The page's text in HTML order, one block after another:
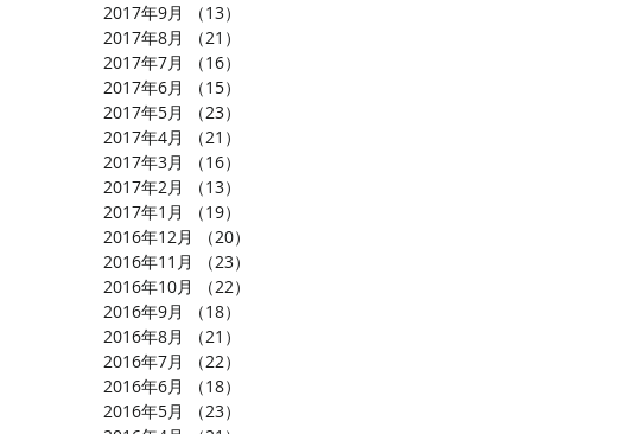
2017年9月
（13）
2017年8月
（21）
2017年7月
（16）
2017年6月
（15）
2017年5月
（23）
2017年4月
（21）
2017年3月
（16）
2017年2月
（13）
2017年1月
（19）
2016年12月
（20）
2016年11月
（23）
2016年10月
（22）
2016年9月
（18）
2016年8月
（21）
2016年7月
（22）
2016年6月
（18）
2016年5月
（23）